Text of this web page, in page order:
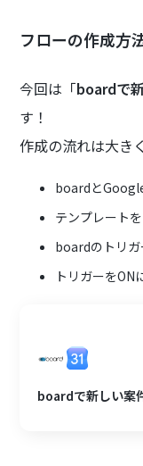
フローの作成方
今回は「boardで
す！
作成の流れは大き
boardと
テンプレート
boardのトリ
トリガーをON
boardで新しい案